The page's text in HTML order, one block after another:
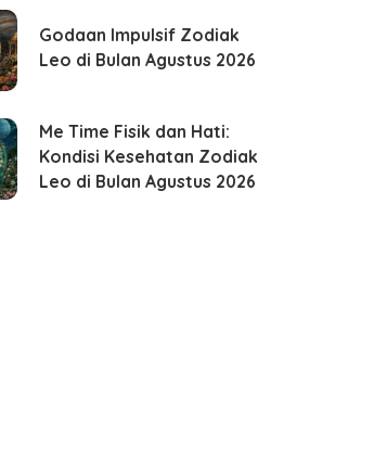
Godaan Impulsif Zodiak
Leo di Bulan Agustus 2026
Me Time Fisik dan Hati:
Kondisi Kesehatan Zodiak
Leo di Bulan Agustus 2026